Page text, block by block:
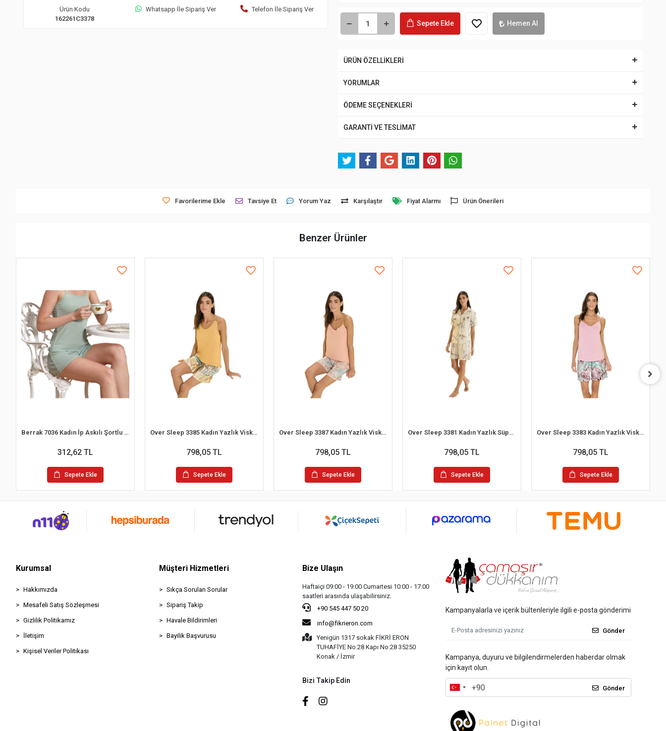
Ürün Kodu
162261C3378
Whatsapp İle Sipariş Ver Telefon İle Sipariş Ver
Sepete Ekle Hemen Al
ÜRÜN ÖZELLİKLERİ
YORUMLAR
ÖDEME SEÇENEKLERİ
GARANTİ VE TESLİMAT
Favorilerime Ekle Tavsiye Et Yorum Yaz Karşılaştır Fiyat Alarmı Ürün Önerileri
Benzer Ürünler
Berrak 7036 Kadın İp Askılı Şortlu Pijama Takım
312,62 TL
Sepete Ekle
Over Sleep 3385 Kadın Yazlık Viskon Şort Pijama Takım (S-M-L-XL)
798,05 TL
Sepete Ekle
Over Sleep 3387 Kadın Yazlık Viskon Şort Pijama Takım (S-M-L-XL)
798,05 TL
Sepete Ekle
Over Sleep 3381 Kadın Yazlık Süprem Şort Pijama Takım (M-L-XL-XXL)
798,05 TL
Sepete Ekle
Over Sleep 3383 Kadın Yazlık Viskon Şort Pijama Takım (S-M-L-XL)
798,05 TL
Sepete Ekle
Kurumsal
Hakkımızda
Mesafeli Satış Sözleşmesi
Gizlilik Politikamız
İletişim
Kişisel Veriler Politikası
Müşteri Hizmetleri
Sıkça Sorulan Sorular
Sipariş Takip
Havale Bildirimleri
Bayilik Başvurusu
Bize Ulaşın
Haftaiçi 09:00 - 19:00 Cumartesi 10:00 - 17:00
saatleri arasında ulaşabilirsiniz.
+90 545 447 50 20
info@fikrieron.com
Yenigün 1317 sokak FİKRİ ERON
TUHAFİYE No:28 Kapı No:28 35250
Konak / İzmir
Bizi Takip Edin
Kampanyalarla ve içerik bültenleriyle ilgili e-posta gönderimi
Gönder
Kampanya, duyuru ve bilgilendirmelerden haberdar olmak
için kayıt olun.
Gönder